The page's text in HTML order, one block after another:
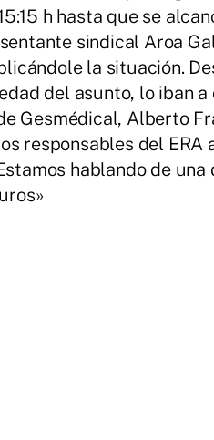
h hasta que se
sindical Aroa
la situación.
del asunto, lo iban
Gesmédical, Alberto
responsables del ERA
hablando de